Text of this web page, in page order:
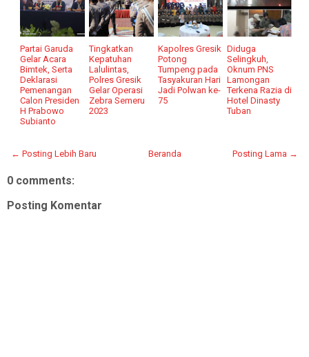
Partai Garuda
Gelar Acara
Bimtek, Serta
Deklarasi
Pemenangan
Calon Presiden
H Prabowo
Subianto
Tingkatkan
Kepatuhan
Lalulintas,
Polres Gresik
Gelar Operasi
Zebra Semeru
2023
Kapolres Gresik
Potong
Tumpeng pada
Tasyakuran Hari
Jadi Polwan ke-
75
Diduga
Selingkuh,
Oknum PNS
Lamongan
Terkena Razia di
Hotel Dinasty
Tuban
← Posting Lebih Baru Posting Lama →
Beranda
0 comments:
Posting Komentar